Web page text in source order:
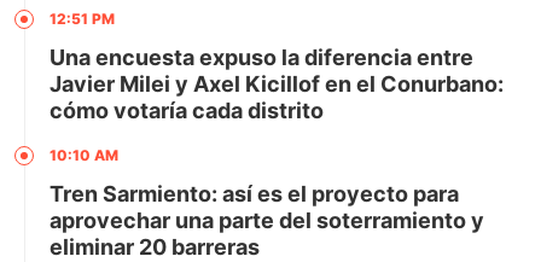
12:51 PM
Una encuesta expuso la diferencia entre
Javier Milei y Axel Kicillof en el Conurbano:
cómo votaría cada distrito
10:10 AM
Tren Sarmiento: así es el proyecto para
aprovechar una parte del soterramiento y
eliminar 20 barreras